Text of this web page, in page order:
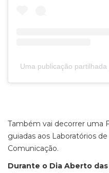
Uma publicação
Também vai decorrer uma
guiadas aos Laboratórios
Comunicação.
Durante o Dia Aberto